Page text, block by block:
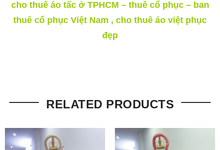
cho thuê áo tấc ở TPHCM – thuê cổ phục – ban
thuê cổ phục Việt Nam , cho thuê áo việt phục
đẹp
RELATED PRODUCTS